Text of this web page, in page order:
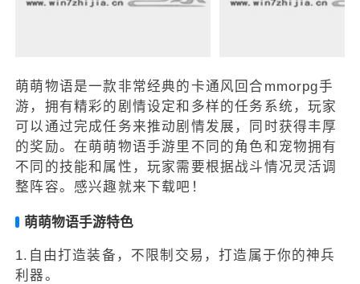
萌萌物语是一款非常经典的卡通风回合mmorpg手
游，拥有精彩的剧情设定和多样的任务系统，玩家
可以通过完成任务来推动剧情发展，同时获得丰厚
的奖励。在萌萌物语手游里不同的角色和宠物拥有
不同的技能和属性，玩家需要根据战斗情况灵活调
整阵容。感兴趣就来下载吧！
萌萌物语手游特色
1.自由打造装备，不限制交易，打造属于你的神兵
利器。